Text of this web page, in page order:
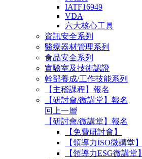
IATF16949
VDA
六大核心工具
資訊安全系列
醫療器材管理系列
食品安全系列
實驗室及技術認證
幹部養成/工作技能系列
【主稽課程】報名
【研討會/微講堂】報名
回上一層
【研討會/微講堂】報名
【免費研討會】
【領導力ISO微講堂】
【領導力ESG微講堂】